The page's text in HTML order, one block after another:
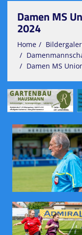
Veranstaltungen
Patronanz/ Ballspende
Sponsoren
Vereinsvorst./
Mannschaften /
Eintrittspr./Abos/
Chronik
Bildergalerie
Kontaktformular
Link zu Ligaportal /
Öffnungszeiten Kantine
Damen MS
2024
Home
Damen MS